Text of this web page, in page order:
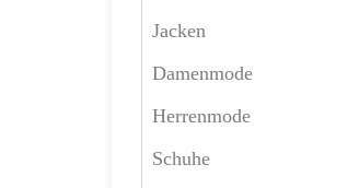
Jacken
Damenmode
Herrenmode
Schuhe